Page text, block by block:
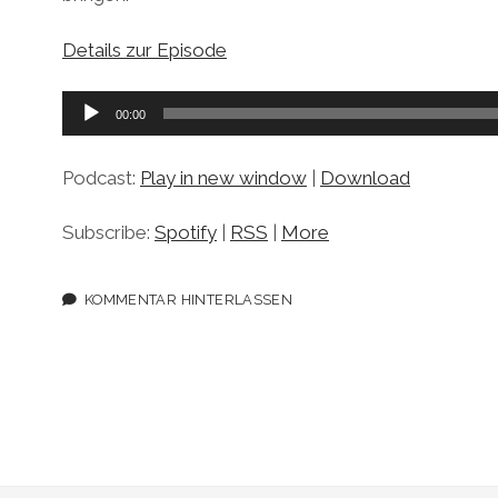
Details zur Episode
Audio-
Player
00:00
Podcast: Play in new window | Download
Subscribe: Spotify RSS More
KOMMENTAR HINTERLASSEN